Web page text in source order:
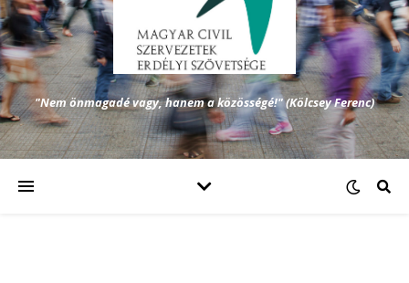
"Nem önmagadé vagy, hanem a közösségé!" (Kölcsey Ferenc)